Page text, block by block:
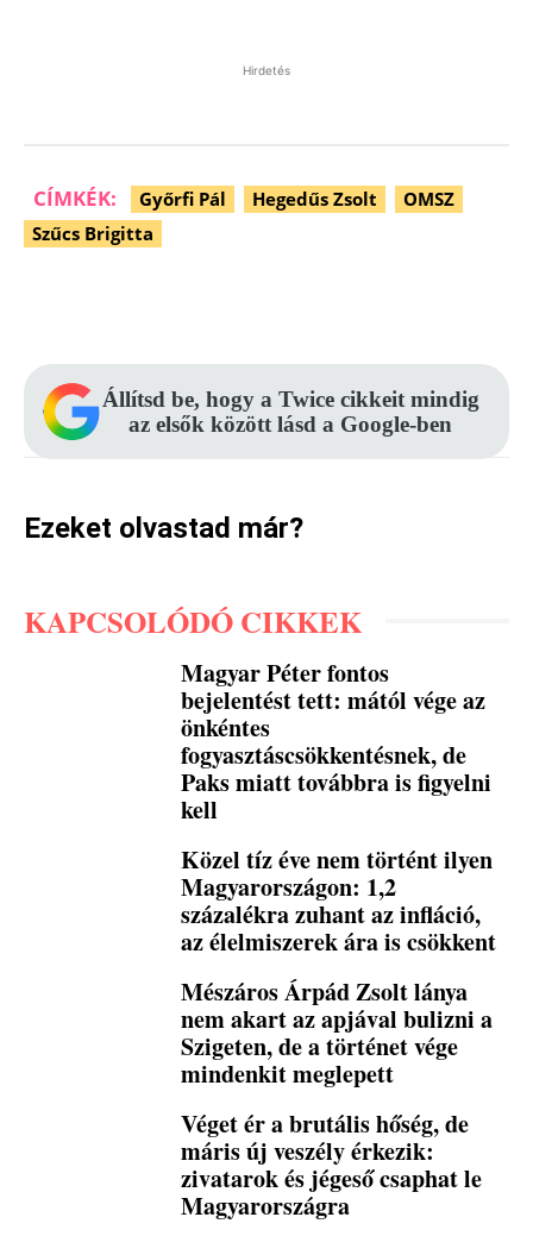
Hirdetés
CÍMKÉK: Győrfi Pál Hegedűs Zsolt
OMSZ
Szűcs Brigitta
Állítsd be, hogy a Twice cikkeit mindig
az elsők között lásd a Google-ben
Ezeket olvastad már?
KAPCSOLÓDÓ CIKKEK
Magyar Péter fontos
bejelentést tett: mától vége az
önkéntes
fogyasztáscsökkentésnek, de
Paks miatt továbbra is figyelni
kell
Közel tíz éve nem történt ilyen
Magyarországon: 1,2
százalékra zuhant az infláció,
az élelmiszerek ára is csökkent
Mészáros Árpád Zsolt lánya
nem akart az apjával bulizni a
Szigeten, de a történet vége
mindenkit meglepett
Véget ér a brutális hőség, de
máris új veszély érkezik:
zivatarok és jégeső csaphat le
Magyarországra